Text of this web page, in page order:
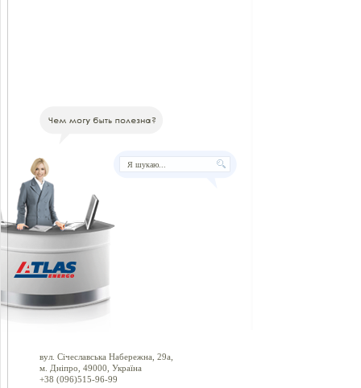
вул. Січеславська Набережна, 29а,
м. Дніпро, 49000, Україна
+38 (096)515-96-99